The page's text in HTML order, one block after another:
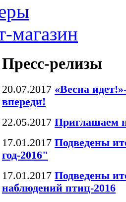
магазин
Пресс-релизы
20.07.2017 «Весна
впереди!
22.05.2017 Приглашаем
17.01.2017 Подведены
год-2016"
17.01.2017 Подведены
наблюдений птиц-2016